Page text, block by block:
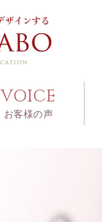
VOICE
お客様の声